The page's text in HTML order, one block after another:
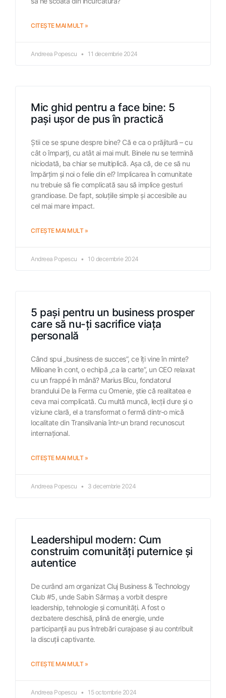
CITEȘTE MAI MULT »
Andreea Popescu 11 decembrie 2024
Mic ghid pentru a face bine: 5
pași ușor de pus în practică
Știi ce se spune despre bine? Că e ca o prăjitură – cu
cât o împarți, cu atât ai mai mult. Binele nu se termină
niciodată, ba chiar se multiplică. Așa că, de ce să nu
împărțim și noi o felie din el? Implicarea în comunitate
nu trebuie să fie complicată sau să implice gesturi
grandioase. De fapt, soluțiile simple și accesibile au
cel mai mare impact.
CITEȘTE MAI MULT »
Andreea Popescu 10 decembrie 2024
5 pași pentru un business prosper
care să nu-ți sacrifice viața
personală
Când spui „business de succes”, ce îți vine în minte?
Milioane în cont, o echipă „ca la carte”, un CEO relaxat
cu un frappé în mână? Marius Bîcu, fondatorul
brandului De la Ferma cu Omenie, știe că realitatea e
ceva mai complicată. Cu multă muncă, lecții dure și o
viziune clară, el a transformat o fermă dintr-o mică
localitate din Transilvania într-un brand recunoscut
internațional.
CITEȘTE MAI MULT »
Andreea Popescu 3 decembrie 2024
Leadershipul modern: Cum
construim comunități puternice și
autentice
De curând am organizat Cluj Business & Technology
Club #5, unde Sabin Sărmaș a vorbit despre
leadership, tehnologie și comunități. A fost o
dezbatere deschisă, plină de energie, unde
participanții au pus întrebări curajoase și au contribuit
la discuții captivante.
CITEȘTE MAI MULT »
Andreea Popescu 15 octombrie 2024